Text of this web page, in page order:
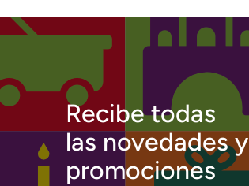
Recibe todas
las novedades y
promociones